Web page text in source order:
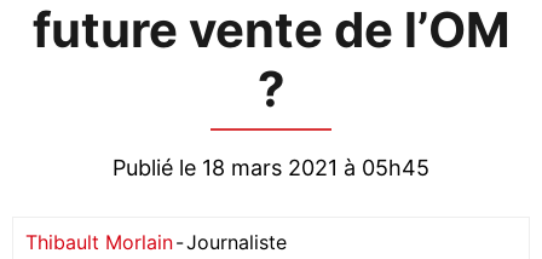
future vente de l’OM
?
Publié le 18 mars 2021 à 05h45
Thibault Morlain-Journaliste